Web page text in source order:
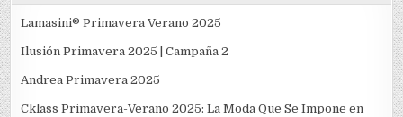
Lamasini® Primavera Verano 2025
Ilusión Primavera 2025 | Campaña 2
Andrea Primavera 2025
Cklass Primavera-Verano 2025: La Moda Que Se Impone en